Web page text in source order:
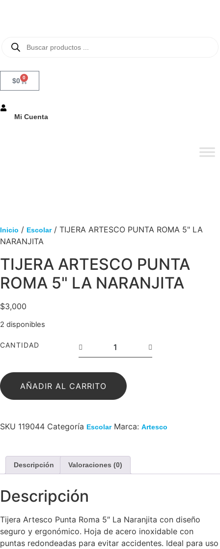
$0 0
Mi Cuenta
Inicio / Escolar/ TIJERA ARTESCO PUNTA ROMA 5" LA
NARANJITA
TIJERA ARTESCO PUNTA
ROMA 5" LA NARANJITA
$3,000
2 disponibles
CANTIDAD
AÑADIR AL CARRITO
SKU 119044 Categoría Escolar Marca: Artesco
Descripción Valoraciones (0)
Descripción
Tijera Artesco Punta Roma 5″ La Naranjita con diseño
seguro y ergonómico. Hoja de acero inoxidable con
puntas redondeadas para evitar accidentes. Ideal para uso